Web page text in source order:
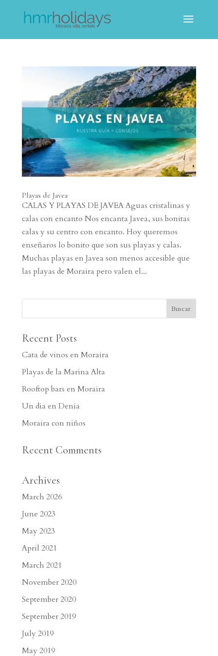
Playas de Javea
CALAS Y PLAYAS DE JAVEA Aguas cristalinas y
calas con encanto Nos encanta Javea, sus bonitas
calas y su centro con encanto. Hoy queremos
enseñaros lo bonito que son sus playas y calas.
Muchas playas en Javea son menos accesible que
las playas de Moraira pero valen el...
Recent Posts
Cata de vinos en Moraira
Playas de la Marina Alta
Rooftop bars en Moraira
Un dia en Denia
Moraira con niños
Recent Comments
Archives
March 2026
June 2023
May 2023
April 2021
March 2021
November 2020
September 2020
September 2019
July 2019
May 2019